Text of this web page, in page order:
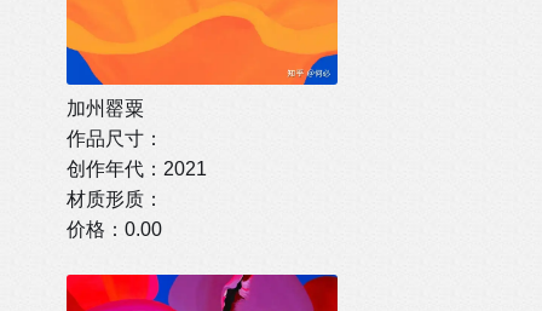
加州罂粟
作品尺寸：
创作年代：2021
材质形质：
价格：0.00